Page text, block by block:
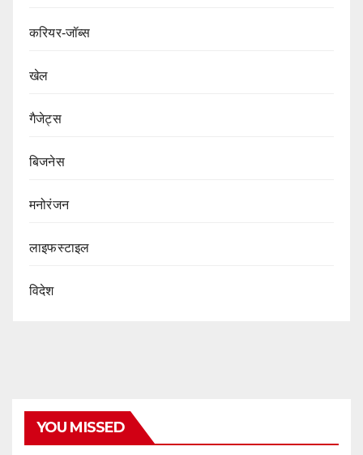
करियर-जॉब्स
खेल
गैजेट्स
बिजनेस
मनोरंजन
लाइफस्टाइल
विदेश
YOU MISSED